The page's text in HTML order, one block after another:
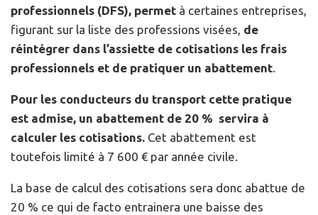
professionnels (DFS), permet à certaines entreprises,
figurant sur la liste des professions visées, de
réintégrer dans l’assiette de cotisations les frais
professionnels et de pratiquer un abattement.
Pour les conducteurs du transport cette pratique
est admise, un abattement de 20 % servira à
calculer les cotisations. Cet abattement est
toutefois limité à 7 600 € par année civile.
La base de calcul des cotisations sera donc abattue de
20 % ce qui de facto entrainera une baisse des